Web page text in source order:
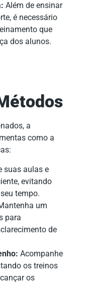
Além de ensinar
é necessário
que
dos alunos.
a
como a
suas aulas e
evitando
tempo.
um
para
de
Acompanhe
os treinos
os